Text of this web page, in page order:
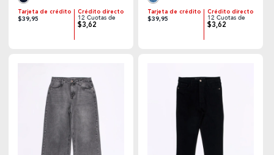
Tarjeta de crédito
$39,95
Crédito directo
12 Cuotas de
$3,62
Tarjeta de crédito
$39,95
Crédito directo
12 Cuotas de
$3,62